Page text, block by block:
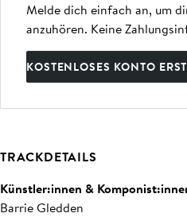
Melde dich einfach an, um
anzuhören. Keine
KOSTENLOSES KONTO
TRACKDETAILS
Künstler:innen &
Barrie Gledden